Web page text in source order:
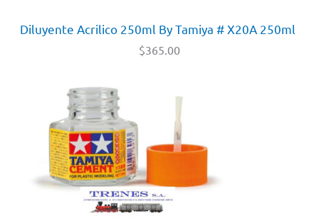
Diluyente Acrilico 250ml By Tamiya # X20A 250ml
$365.00